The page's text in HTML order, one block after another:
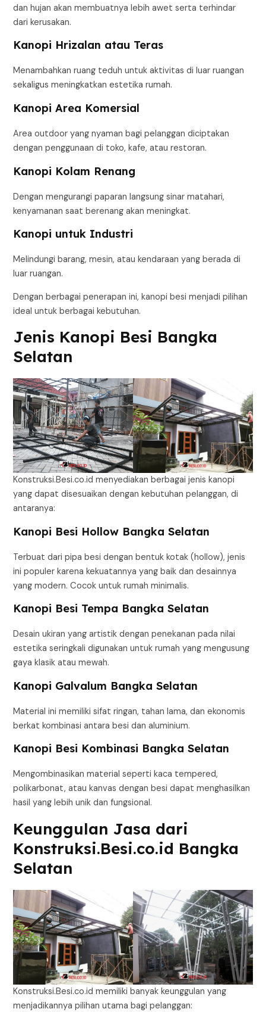
dan hujan akan membuatnya lebih awet serta terhindar
dari kerusakan.
Kanopi Hrizalan atau Teras
Menambahkan ruang teduh untuk aktivitas di luar ruangan
sekaligus meningkatkan estetika rumah.
Kanopi Area Komersial
Area outdoor yang nyaman bagi pelanggan diciptakan
dengan penggunaan di toko, kafe, atau restoran.
Kanopi Kolam Renang
Dengan mengurangi paparan langsung sinar matahari,
kenyamanan saat berenang akan meningkat.
Kanopi untuk Industri
Melindungi barang, mesin, atau kendaraan yang berada di
luar ruangan.
Dengan berbagai penerapan ini, kanopi besi menjadi pilihan
ideal untuk berbagai kebutuhan.
Jenis Kanopi Besi Bangka
Selatan
Konstruksi.Besi.co.id menyediakan berbagai jenis kanopi
yang dapat disesuaikan dengan kebutuhan pelanggan, di
antaranya:
Kanopi Besi Hollow Bangka Selatan
Terbuat dari pipa besi dengan bentuk kotak (hollow), jenis
ini populer karena kekuatannya yang baik dan desainnya
yang modern. Cocok untuk rumah minimalis.
Kanopi Besi Tempa Bangka Selatan
Desain ukiran yang artistik dengan penekanan pada nilai
estetika seringkali digunakan untuk rumah yang mengusung
gaya klasik atau mewah.
Kanopi Galvalum Bangka Selatan
Material ini memiliki sifat ringan, tahan lama, dan ekonomis
berkat kombinasi antara besi dan aluminium.
Kanopi Besi Kombinasi Bangka Selatan
Mengombinasikan material seperti kaca tempered,
polikarbonat, atau kanvas dengan besi dapat menghasilkan
hasil yang lebih unik dan fungsional.
Keunggulan Jasa dari
Konstruksi.Besi.co.id Bangka
Selatan
Konstruksi.Besi.co.id memiliki banyak keunggulan yang
menjadikannya pilihan utama bagi pelanggan: